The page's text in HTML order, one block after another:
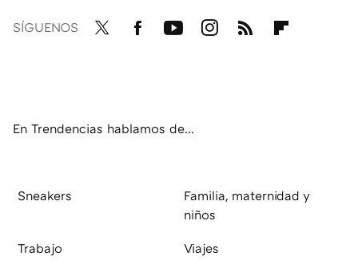
SÍGUENOS
En Trendencias hablamos de...
Sneakers
Familia, maternidad y
niños
Trabajo Viajes